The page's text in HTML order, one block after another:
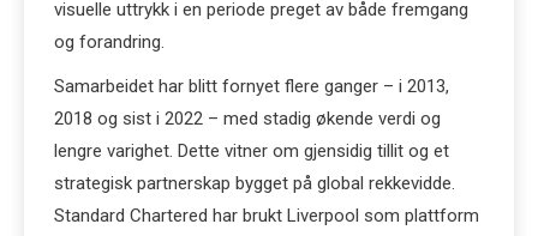
visuelle uttrykk i en periode preget av både fremgang
og forandring.
Samarbeidet har blitt fornyet flere ganger – i 2013,
2018 og sist i 2022 – med stadig økende verdi og
lengre varighet. Dette vitner om gjensidig tillit og et
strategisk partnerskap bygget på global rekkevidde.
Standard Chartered har brukt Liverpool som plattform